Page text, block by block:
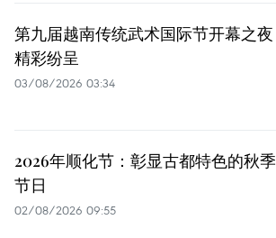
第九届越南传统武术国际节开幕之夜
精彩纷呈
03/08/2026 03:34
2026年顺化节：彰显古都特色的秋季
节日
02/08/2026 09:55